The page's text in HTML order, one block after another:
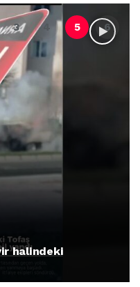
halindeki